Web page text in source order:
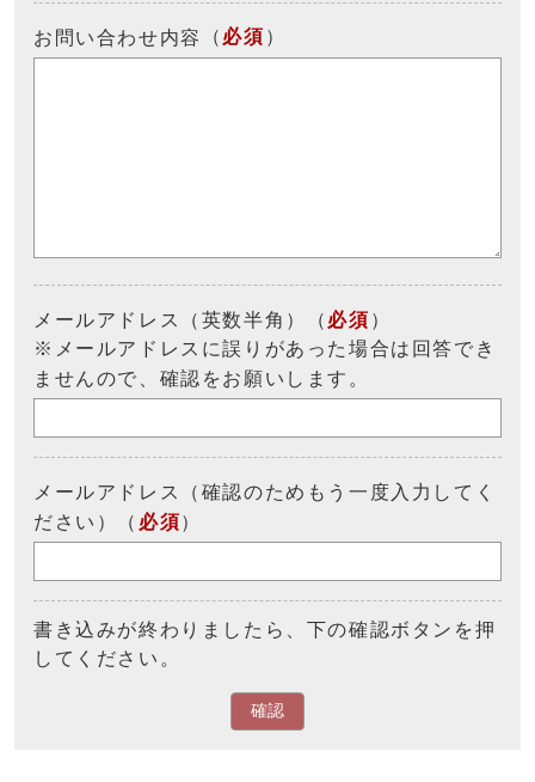
お問い合わせ内容 （ 必須 ）
メールアドレス（英数半角）（ 必須 ）
※メールアドレスに誤りがあった場合は回答でき
ませんので、確認をお願いします。
メールアドレス（確認のためもう一度入力してく
ださい）（ 必須）
書き込みが終わりましたら、下の確認ボタンを押
してください。
確認